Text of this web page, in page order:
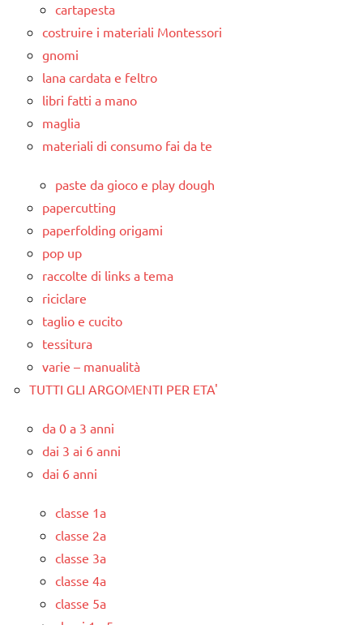
cartapesta
costruire i materiali Montessori
gnomi
lana cardata e feltro
libri fatti a mano
maglia
materiali di consumo fai da te
paste da gioco e play dough
papercutting
paperfolding origami
pop up
raccolte di links a tema
riciclare
taglio e cucito
tessitura
varie – manualità
TUTTI GLI ARGOMENTI PER ETA'
da 0 a 3 anni
dai 3 ai 6 anni
dai 6 anni
classe 1a
classe 2a
classe 3a
classe 4a
classe 5a